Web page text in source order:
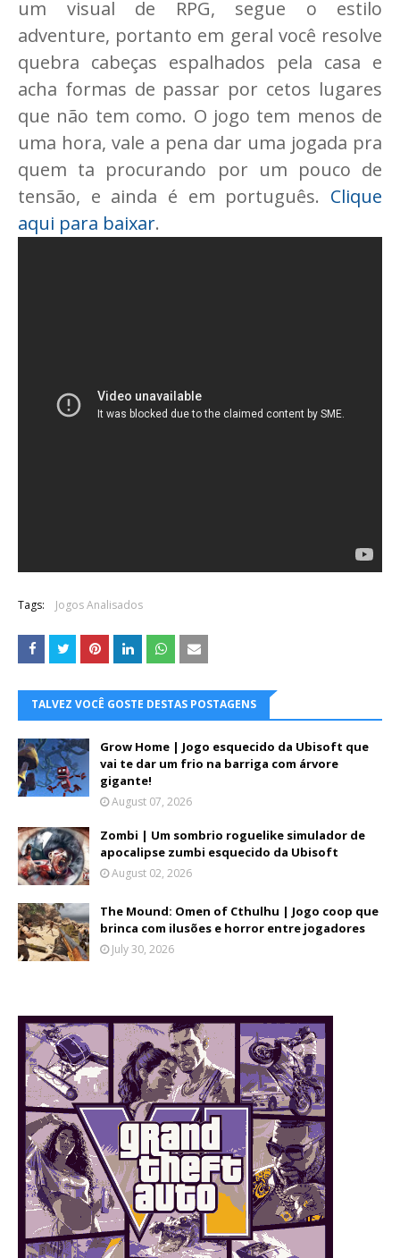
um visual de RPG, segue o estilo
adventure, portanto em geral você resolve
quebra cabeças espalhados pela casa e
acha formas de passar por cetos lugares
que não tem como. O jogo tem menos de
uma hora, vale a pena dar uma jogada pra
quem ta procurando por um pouco de
tensão, e ainda é em português. Clique
aqui para baixar.
Tags: Jogos Analisados
TALVEZ VOCÊ GOSTE DESTAS POSTAGENS
Grow Home | Jogo esquecido da Ubisoft que
vai te dar um frio na barriga com árvore
gigante!
August 07, 2026
Zombi | Um sombrio roguelike simulador de
apocalipse zumbi esquecido da Ubisoft
August 02, 2026
The Mound: Omen of Cthulhu | Jogo coop que
brinca com ilusões e horror entre jogadores
July 30, 2026